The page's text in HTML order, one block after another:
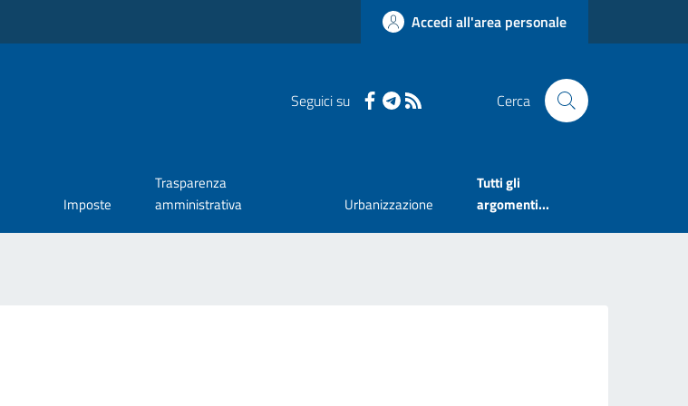
Accedi all'area personale
Seguici su Cerca
Imposte
Trasparenza
amministrativa
Urbanizzazione
Tutti gli
argomenti...